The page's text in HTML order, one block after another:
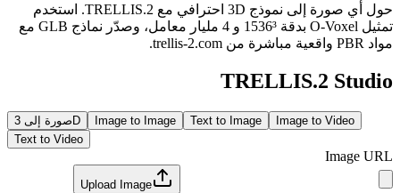
حول أي صورة إلى نموذج 3D احترافي مع TRELLIS.2. استخدم
تمثيل O-Voxel بدقة 1536³ و 4 مليار معامل، وصدّر نماذج GLB مع
مواد PBR واقعية مباشرة من trellis-2.com.
TRELLIS.2 Studio
صورة إلى 3D Image to Image Text to Image
Image to Video
Text to Video
Image URL
Upload Image